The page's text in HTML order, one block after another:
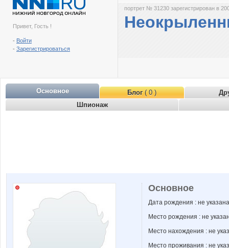
Привет, Гость !
- Войти
- Зарегистрироваться
портрет № 31230 зарегистрирован в
Основное Блог( 0 )
Шпионаж
Основное
Дата рождения : не указана
Место рождения : не
Место нахождения : не
Место проживания : не